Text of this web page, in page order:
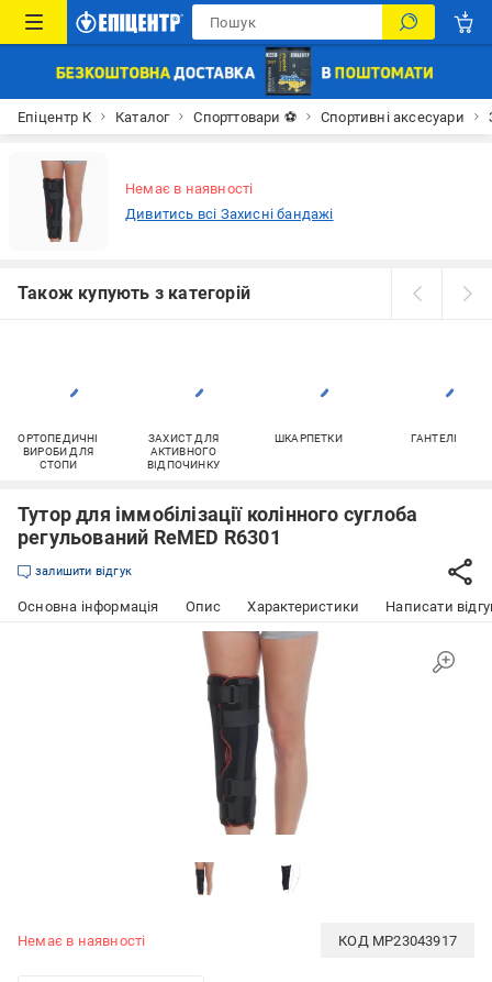
Епіцентр К Каталог Спорттовари ⚽ Спортивні аксесуари
Немає в наявності
Дивитись всі Захисні бандажі
Також купують з категорій
ОРТОПЕДИЧНІ
ВИРОБИ ДЛЯ
СТОПИ
ЗАХИСТ ДЛЯ
АКТИВНОГО
ВІДПОЧИНКУ
ШКАРПЕТКИ ГАНТЕЛІ
Тутор для іммобілізації колінного суглоба
регульований ReMED R6301
залишити відгук
Основна інформація Опис Характеристики Написати
Немає в наявності КОД MP23043917